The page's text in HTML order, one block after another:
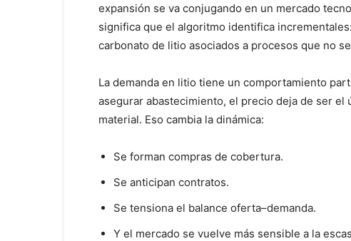
expansión se va conjugando en un mercado
significa que el algoritmo identifica
carbonato de litio asociados a procesos que no
La demanda en litio tiene un comportamiento
asegurar abastecimiento, el precio deja de ser
material. Eso cambia la dinámica:
Se forman compras de cobertura.
Se anticipan contratos.
Se tensiona el balance oferta–demanda.
Y el mercado se vuelve más sensible a la